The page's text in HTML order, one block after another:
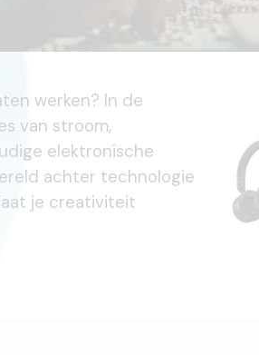
werken? In de
van stroom,
elektronische
achter technologie
je creativiteit